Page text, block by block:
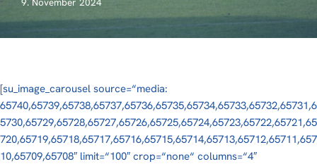
[su_image_carousel source=“media:
65740,65739,65738,65737,65736,65735,65734,65733,65732,65731,6
5730,65729,65728,65727,65726,65725,65724,65723,65722,65721,65
720,65719,65718,65717,65716,65715,65714,65713,65712,65711,657
10,65709,65708″ limit=“100″ crop=“none“ columns=“4″